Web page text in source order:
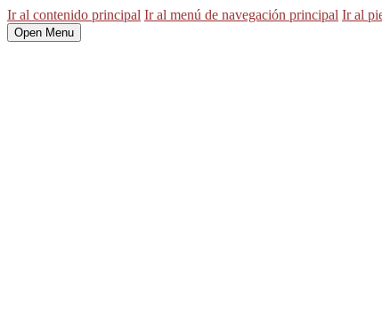
Ir al contenido principal Ir al menú de navegación principal Ir al
Open Menu